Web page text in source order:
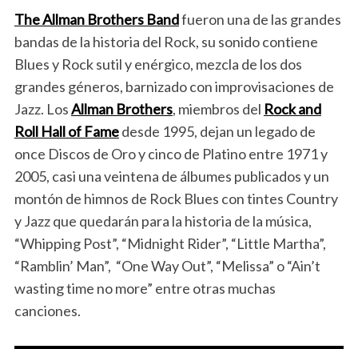
The Allman Brothers Bandfueron una de las grandes
bandas de la historia del Rock, su sonido contiene
Blues y Rock sutil y enérgico, mezcla de los dos
grandes géneros, barnizado con improvisaciones de
Jazz. LosAllman Brothers, miembros del Rock and
Roll Hall of Famedesde 1995, dejan un legado de
once Discos de Oro y cinco de Platino entre 1971 y
2005, casi una veintena de álbumes publicados y un
montón de himnos de Rock Blues con tintes Country
y Jazz que quedarán para la historia de la música,
“Whipping Post”, “Midnight Rider”, “Little Martha”,
“Ramblin’ Man”, “One Way Out”, “Melissa” o “Ain’t
wasting time no more” entre otras muchas
canciones.